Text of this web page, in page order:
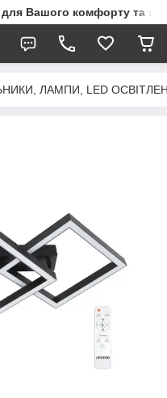
Вашого комфорту та
ЛАМПИ, LED